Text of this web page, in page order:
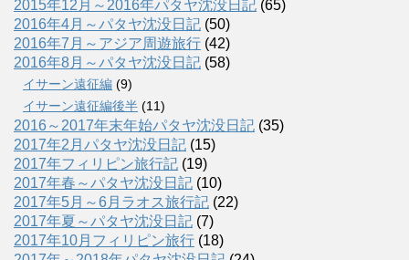
2015年12月～2016年パタヤ沈没日記 (65)
2016年4月～パタヤ沈没日記 (50)
2016年7月～アジア周遊旅行 (42)
2016年8月～パタヤ沈没日記 (58)
イサーン遠征編 (9)
イサーン遠征編後半 (11)
2016～2017年末年始パタヤ沈没日記 (35)
2017年2月パタヤ沈没日記 (15)
2017年フィリピン旅行記 (19)
2017年春～パタヤ沈没日記 (10)
2017年5月～6月ラオス旅行記 (22)
2017年夏～パタヤ沈没日記 (7)
2017年10月フィリピン旅行 (18)